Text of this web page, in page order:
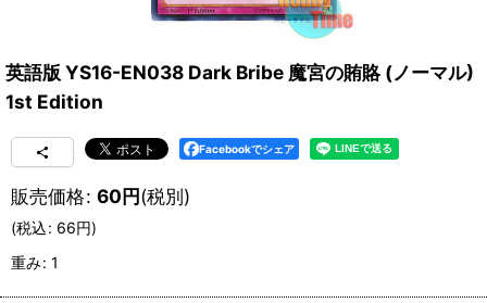
英語版 YS16-EN038 Dark Bribe 魔宮の賄賂 (ノーマル)
1st Edition
Facebookでシェア
販売価格: 60円(税別)
(税込: 66円)
重み: 1